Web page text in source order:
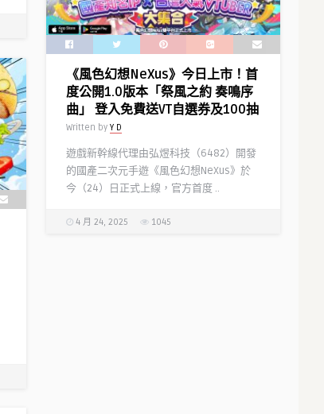
《風色幻想NeXus》今日上市！首
度公開1.0版本「祭風之約 奏鳴序
曲」 登入免費送VT自選券及100抽
Written by Y D
遊戲新幹線代理由弘煜科技（6482）開發
的國產二次元手遊《風色幻想NeXus》於
今（24）日正式上線，官方首度 ..
4 月 24, 2025 1045